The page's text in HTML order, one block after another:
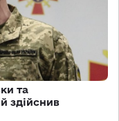
та
здійснив